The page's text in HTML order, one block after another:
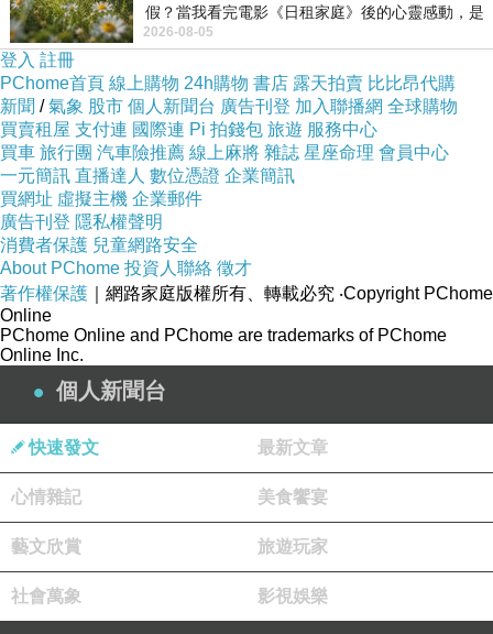
周五的CRAZY ENGLISH CLASS，和同學間有
趣的生活英文對話，總是讓我期待課程的到來!
今早出爐的COFFEE WALNUT FUDGE
COOKIES，就帶到教室和大家分享吧!
【咖啡核桃軟餅乾】
材料: 即溶包咖啡粉3合一5包、低筋麵粉、雞蛋
一個、泡打粉、烤過的核桃少許、融化奶油
參考食譜:
CAROL自在生活
步驟:
1.把所有粉類攪拌，最後再加入核桃。
2.整成團狀，用保鮮膜包好，放入冰箱冷藏一晚
或3個小時!
3.燠熱烤箱170度，烘烤15分鐘完成。
假？當我看完電影《日租家庭》後的心靈感動，是
真的。詮釋的情感觸動了人心，就是真情
2026-08-05
登入 註冊
PChome首頁 線上購物 24h購物 書店 露天拍賣 比比昂代購
新聞 /氣象 股市 個人新聞台 廣告刊登 加入聯播網 全球購物
買賣租屋 支付連 國際連 Pi 拍錢包 旅遊 服務中心
買車 旅行團 汽車險推薦 線上麻將 雜誌 星座命理 會員中心
一元簡訊 直播達人 數位憑證 企業簡訊
買網址 虛擬主機 企業郵件
廣告刊登 隱私權聲明
消費者保護 兒童網路安全
About PChome 投資人聯絡 徵才
著作權保護 ｜網路家庭版權所有、轉載必究 ‧Copyright PChome
Online
PChome Online and PChome are trademarks of PChome
Online Inc.
個人新聞台
快速發文 最新文章
心情雜記 美食饗宴
藝文欣賞 旅遊玩家
社會萬象 影視娛樂